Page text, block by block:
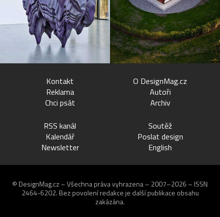
Kontakt
Reklama
Chci psát
O DesignMag.cz
Autoři
Archiv
RSS kanál
Kalendář
Newsletter
Soutěž
Poslat design
English
© DesignMag.cz – Všechna práva vyhrazena – 2007–2026 – ISSN
2464-6202. Bez povolení redakce je další publikace obsahu
zakázána.